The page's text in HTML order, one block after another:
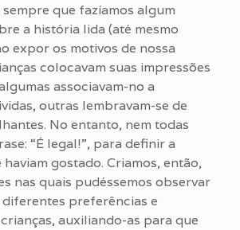
que fazíamos algum
a história lida (até mesmo
expor os motivos de nossa
colocavam suas impressões
associavam-no a
outras lembravam-se de
No entanto, nem todas
“É legal!”, para definir a
gostado. Criamos, então,
nas quais pudéssemos observar
preferências e
auxiliando-as para que